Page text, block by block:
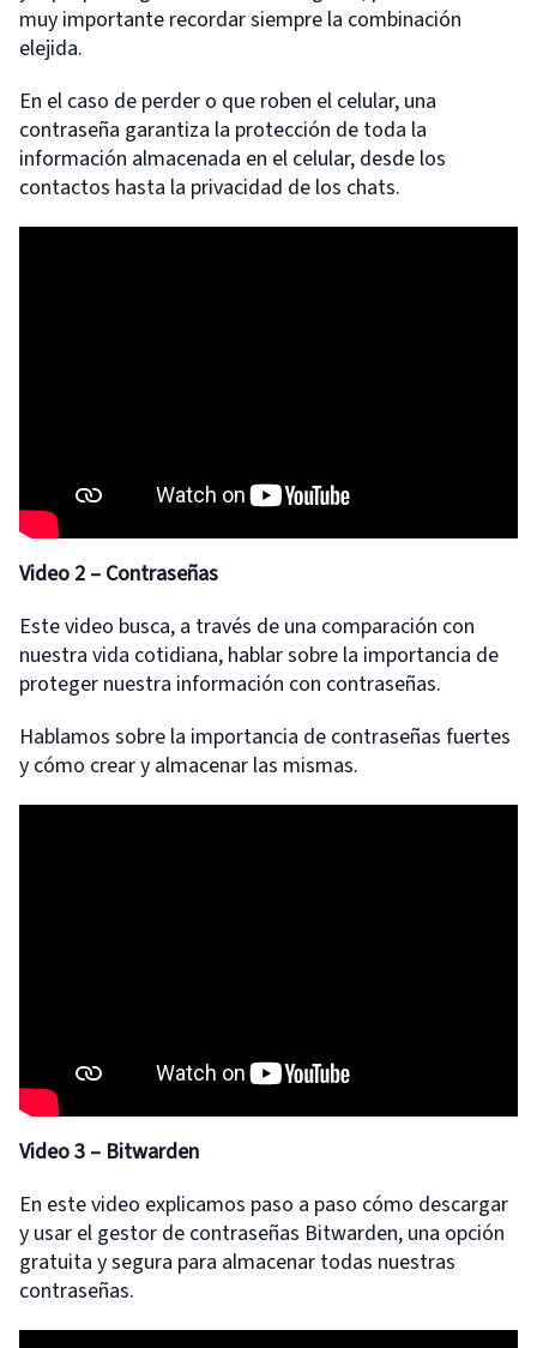
muy importante recordar siempre la combinación
elejida.
En el caso de perder o que roben el celular, una
contraseña garantiza la protección de toda la
información almacenada en el celular, desde los
contactos hasta la privacidad de los chats.
Video 2 – Contraseñas
Este video busca, a través de una comparación con
nuestra vida cotidiana, hablar sobre la importancia de
proteger nuestra información con contraseñas.
Hablamos sobre la importancia de contraseñas fuertes
y cómo crear y almacenar las mismas.
Video 3 – Bitwarden
En este video explicamos paso a paso cómo descargar
y usar el gestor de contraseñas Bitwarden, una opción
gratuita y segura para almacenar todas nuestras
contraseñas.